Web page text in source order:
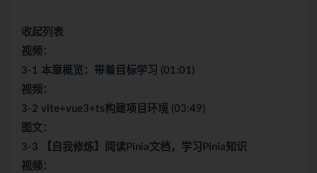
收起列表
视频：
3-1 本章概览：带着目标学习 (01:01)
视频：
3-2 vite+vue3+ts构建项目环境 (03:49)
图文：
3-3 【自我修炼】阅读Pinia文档，学习Pinia知识
视频：